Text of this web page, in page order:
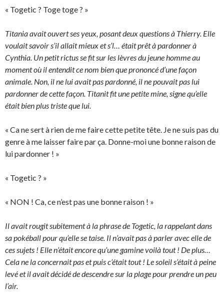
« Togetic ? Toge toge ? »
Titania avait ouvert ses yeux, posant deux questions à Thierry. Elle
voulait savoir s’il allait mieux et s’l… était prêt à pardonner à
Cynthia. Un petit rictus se fit sur les lèvres du jeune homme au
moment où il entendit ce nom bien que prononcé d’une façon
animale. Non, il ne lui avait pas pardonné, il ne pouvait pas lui
pardonner de cette façon. Titanit fit une petite mine, signe qu’elle
était bien plus triste que lui.
« Ca ne sert à rien de me faire cette petite tête. Je ne suis pas du
genre à me laisser faire par ça. Donne-moi une bonne raison de
lui pardonner ! »
« Togetic ? »
« NON ! Ca, ce n’est pas une bonne raison ! »
Il avait rougit subitement à la phrase de Togetic, la rappelant dans
sa pokéball pour qu’elle se taise. Il n’avait pas à parler avec elle de
ces sujets ! Elle n’était encore qu’une gamine voilà tout ! De plus…
Cela ne la concernait pas et puis c’était tout ! Le soleil s’était à peine
levé et il avait décidé de descendre sur la plage pour prendre un peu
l’air.